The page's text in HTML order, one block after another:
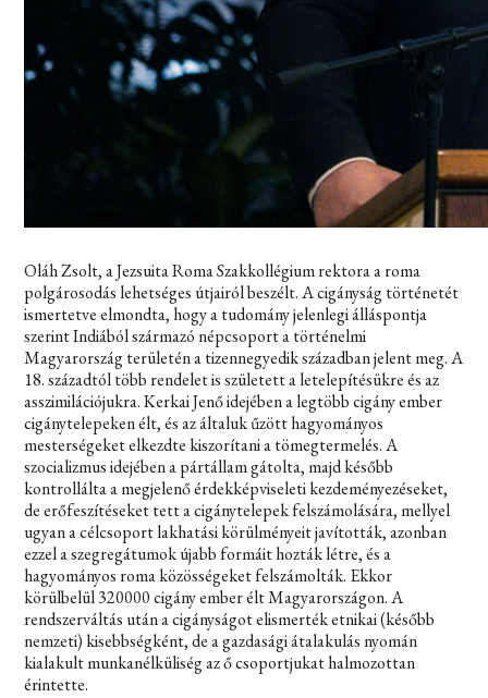
Oláh Zsolt, a Jezsuita Roma Szakkollégium rektora a roma
polgárosodás lehetséges útjairól beszélt. A cigányság történetét
ismertetve elmondta, hogy a tudomány jelenlegi álláspontja
szerint Indiából származó népcsoport a történelmi
Magyarország területén a tizennegyedik században jelent meg. A
18. századtól több rendelet is született a letelepítésükre és az
asszimilációjukra. Kerkai Jenő idejében a legtöbb cigány ember
cigánytelepeken élt, és az általuk űzött hagyományos
mesterségeket elkezdte kiszorítani a tömegtermelés. A
szocializmus idejében a pártállam gátolta, majd később
kontrollálta a megjelenő érdekképviseleti kezdeményezéseket,
de erőfeszítéseket tett a cigánytelepek felszámolására, mellyel
ugyan a célcsoport lakhatási körülményeit javították, azonban
ezzel a szegregátumok újabb formáit hozták létre, és a
hagyományos roma közösségeket felszámolták. Ekkor
körülbelül 320000 cigány ember élt Magyarországon. A
rendszerváltás után a cigányságot elismerték etnikai (később
nemzeti) kisebbségként, de a gazdasági átalakulás nyomán
kialakult munkanélküliség az ő csoportjukat halmozottan
érintette.